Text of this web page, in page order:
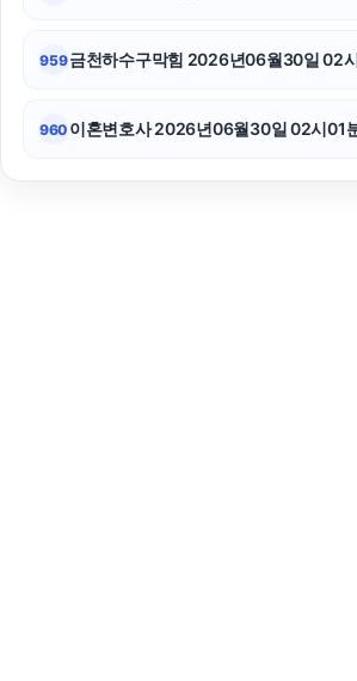
959금천하수구막힘 2026년06월30일 02
960 이혼변호사 2026년06월30일 02시01